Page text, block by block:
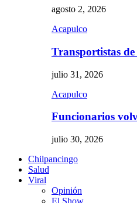
agosto 2, 2026
Acapulco
Transportistas
julio 31, 2026
Acapulco
Funcionarios
julio 30, 2026
Chilpancingo
Salud
Viral
Opinión